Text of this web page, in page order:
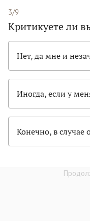
3/9
Критикуете ли
Нет, да мне и
Иногда, если у
Конечно, в случае